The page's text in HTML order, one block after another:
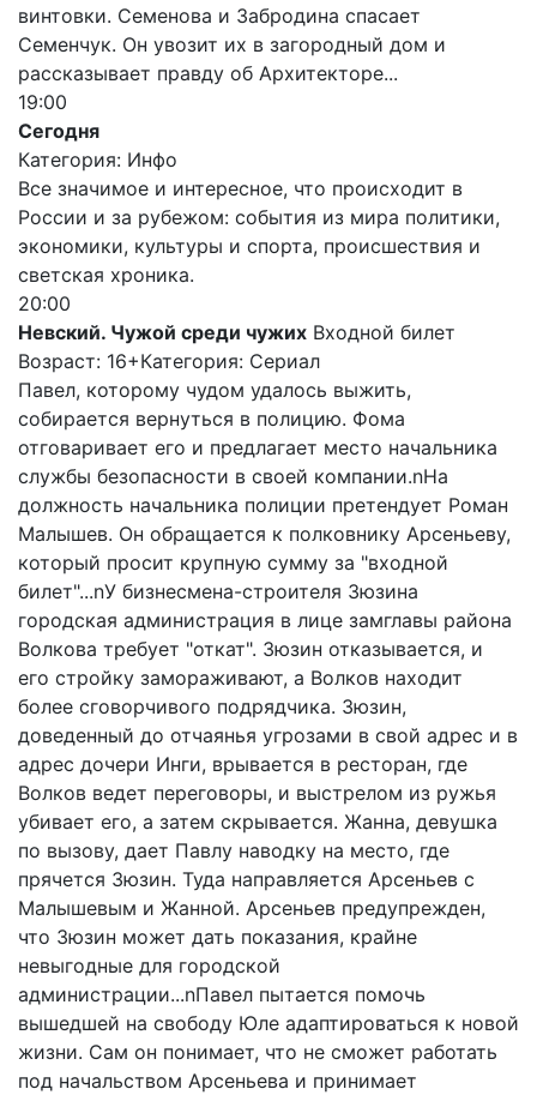
винтовки. Семенова и Забродина спасает
Семенчук. Он увозит их в загородный дом и
рассказывает правду об Архитекторе...
19:00
Сегодня
Категория: Инфо
Все значимое и интересное, что происходит в
России и за рубежом: события из мира политики,
экономики, культуры и спорта, происшествия и
светская хроника.
20:00
Невский. Чужой среди чужих Входной билет
Возраст: 16+Категория: Сериал
Павел, которому чудом удалось выжить,
собирается вернуться в полицию. Фома
отговаривает его и предлагает место начальника
службы безопасности в своей компании.nНа
должность начальника полиции претендует Роман
Малышев. Он обращается к полковнику Арсеньеву,
который просит крупную сумму за "входной
билет"...nУ бизнесмена-строителя Зюзина
городская администрация в лице замглавы района
Волкова требует "откат". Зюзин отказывается, и
его стройку замораживают, а Волков находит
более сговорчивого подрядчика. Зюзин,
доведенный до отчаянья угрозами в свой адрес и в
адрес дочери Инги, врывается в ресторан, где
Волков ведет переговоры, и выстрелом из ружья
убивает его, а затем скрывается. Жанна, девушка
по вызову, дает Павлу наводку на место, где
прячется Зюзин. Туда направляется Арсеньев с
Малышевым и Жанной. Арсеньев предупрежден,
что Зюзин может дать показания, крайне
невыгодные для городской
администрации...nПавел пытается помочь
вышедшей на свободу Юле адаптироваться к новой
жизни. Сам он понимает, что не сможет работать
под начальством Арсеньева и принимает